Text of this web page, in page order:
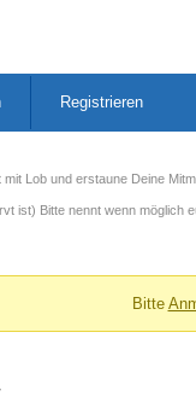
Registrieren
Lob und erstaune Deine
ist) Bitte nennt wenn
Bitte